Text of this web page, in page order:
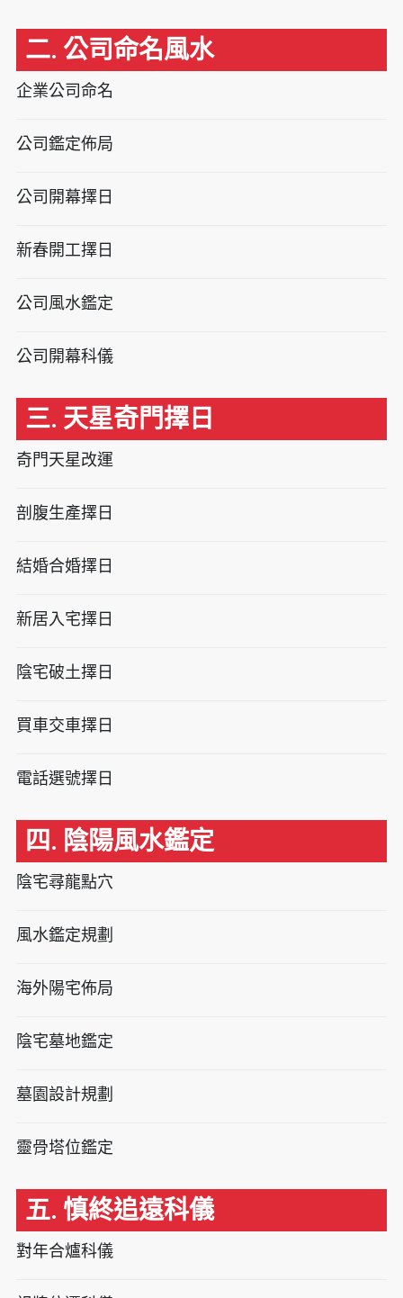
二. 公司命名風水
企業公司命名
公司鑑定佈局
公司開幕擇日
新春開工擇日
公司風水鑑定
公司開幕科儀
三. 天星奇門擇日
奇門天星改運
剖腹生產擇日
結婚合婚擇日
新居入宅擇日
陰宅破土擇日
買車交車擇日
電話選號擇日
四. 陰陽風水鑑定
陰宅尋龍點穴
風水鑑定規劃
海外陽宅佈局
陰宅墓地鑑定
墓園設計規劃
靈骨塔位鑑定
五. 慎終追遠科儀
對年合爐科儀